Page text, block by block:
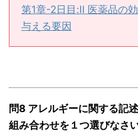
第1章-2日目:Ⅱ 医薬品の
与える要因
問8 アレルギーに関する記
組み合わせを１つ選びなさい